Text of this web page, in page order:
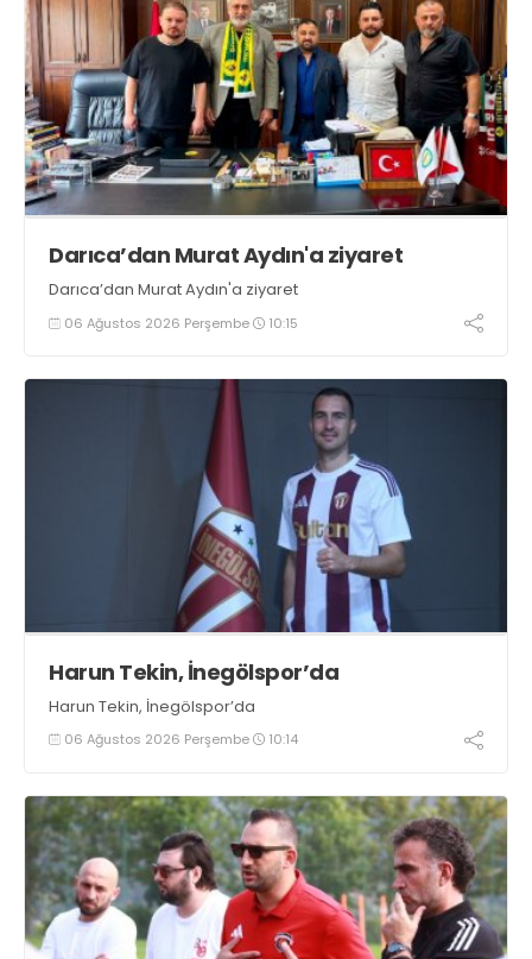
Darıca’dan Murat Aydın'a ziyaret
Darıca’dan Murat Aydın'a ziyaret
06 Ağustos 2026 Perşembe 10:15
Harun Tekin, İnegölspor’da
Harun Tekin, İnegölspor’da
06 Ağustos 2026 Perşembe 10:14